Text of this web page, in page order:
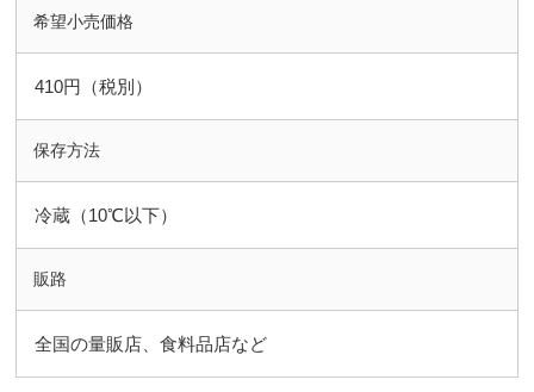
希望小売価格
410円（税別）
保存方法
冷蔵（10℃以下）
販路
全国の量販店、食料品店など